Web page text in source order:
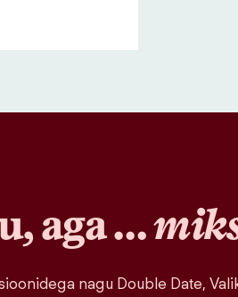
aga …
nagu Double Date,